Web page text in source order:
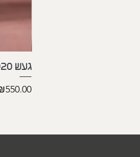
געש 2020 | מגנום